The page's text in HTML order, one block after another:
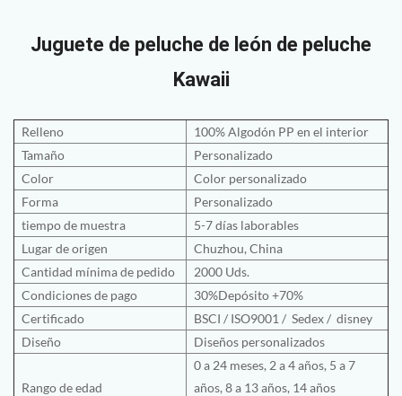
Juguete de peluche de león de peluche
Kawaii
Relleno
100% Algodón PP en el interior
Tamaño
Personalizado
Color
Color personalizado
Forma
Personalizado
tiempo de muestra
5-7 días laborables
Lugar de origen
Chuzhou, China
Cantidad mínima de pedido
2000 Uds.
Condiciones de pago
30%Depósito +70%
Certificado
BSCI / ISO9001 / Sedex / disney
Diseño
Diseños personalizados
Rango de edad
0 a 24 meses, 2 a 4 años, 5 a 7
años, 8 a 13 años, 14 años